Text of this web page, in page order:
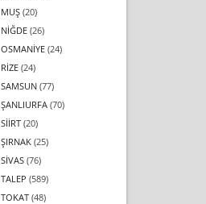
MUŞ(20)
NİĞDE(26)
OSMANİYE(24)
RİZE(24)
SAMSUN(77)
ŞANLIURFA(70)
SİİRT(20)
ŞIRNAK(25)
SİVAS(76)
TALEP (589)
TOKAT(48)